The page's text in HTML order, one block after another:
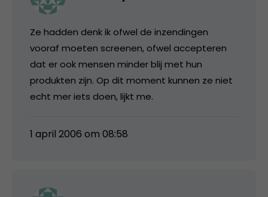
Ze hadden denk ik ofwel de inzendingen
vooraf moeten screenen, ofwel accepteren
dat er ook mensen minder blij met hun
produkten zijn. Op dit moment kunnen ze niet
echt mer iets doen, lijkt me.
1 april 2006 om 08:58